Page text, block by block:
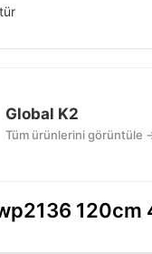
Global K2
Tüm ürünlerini görüntüle